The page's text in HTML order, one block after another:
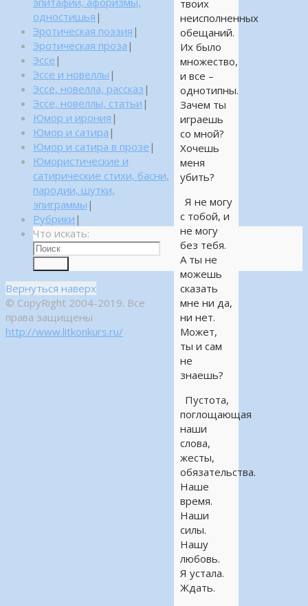
твоих
неисполненных
обещаний.
Их было
множество,
и все –
однотипны.
Зачем ты
играешь
со мной?
Хочешь
меня
убить?
Я не могу
с тобой, и
не могу
без тебя.
А ты не
можешь
сказать
мне ни да,
ни нет.
Может,
ты и сам
не
знаешь?
Пустота,
поглощающая
наши
слова,
жесты,
обязательства.
Наше
время.
Наши
силы.
Нашу
любовь.
Я устала.
Ждать.
одностишья |
Эротическая поэзия |
Эротическая проза |
Эссе |
Эссе и новеллы |
Эссе, новелла, рассказ |
Эссе, новеллы, статьи |
Юмор и ирония |
Юмор и сатира |
Юмор и сатира в прозе |
Юмористические и
сатирические стихи, басни,
пародии, шутки,
эпиграммы |
Рубрики |
Что искать:
Вернуться наверх
© CopyRight 2004-2019. Все
права защищены
http://www.litkonkurs.ru/